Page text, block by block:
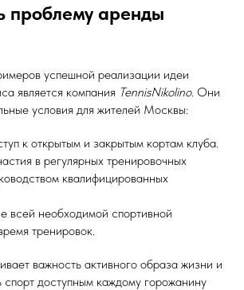
проблему аренды
успешной реализации идеи
является компания TennisNikolino. Они
условия для жителей Москвы:
к открытым и закрытым кортам клуба.
в регулярных тренировочных
квалифицированных
всей необходимой спортивной
тренировок.
важность активного образа жизни и
спорт доступным каждому горожанину